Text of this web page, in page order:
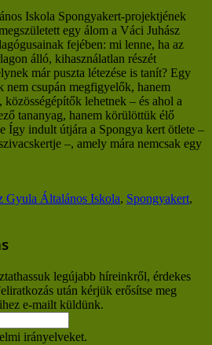
Iskola Spongyakert-projektjének
egy álom a Váci Juhász
fejében: mi lenne, ha az
álló, kihasználatlan részét
már puszta létezése is tanít? Egy
nem csupán megfigyelők, hanem
lehetnek – és ahol a
tananyag, hanem körülöttük élő
Így indult útjára a Spongya kert ötlete –
–, amely mára nemcsak egy
Gyula Általános Iskola, Spongyakert,
legújabb híreinkről, érdekes
után kérjük erősítse meg
e-mailt küldünk.
irányelveket.